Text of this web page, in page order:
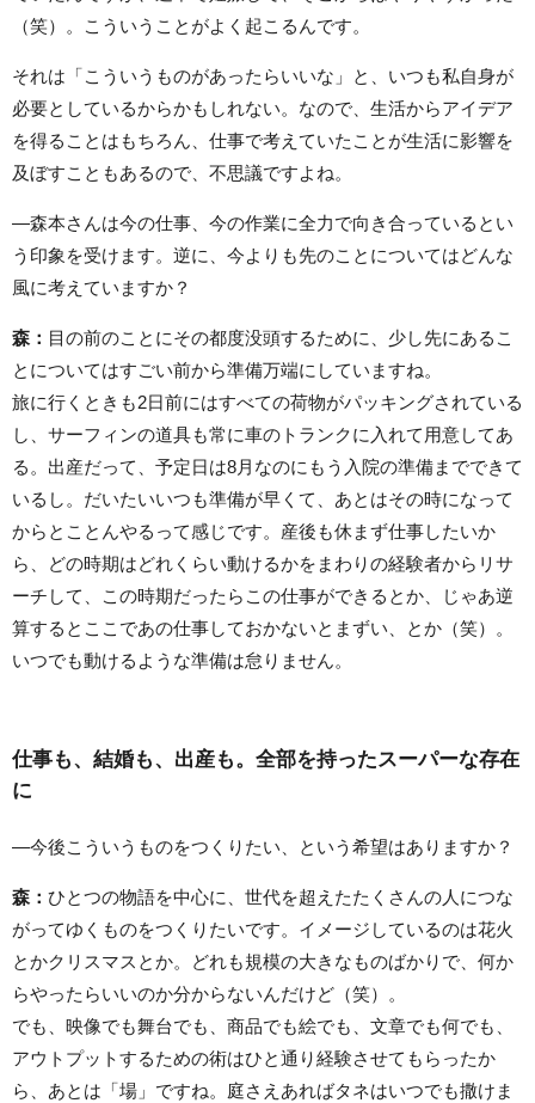
（笑）。こういうことがよく起こるんです。
それは「こういうものがあったらいいな」と、いつも私自身が
必要としているからかもしれない。なので、生活からアイデア
を得ることはもちろん、仕事で考えていたことが生活に影響を
及ぼすこともあるので、不思議ですよね。
―森本さんは今の仕事、今の作業に全力で向き合っているとい
う印象を受けます。逆に、今よりも先のことについてはどんな
風に考えていますか？
森： 目の前のことにその都度没頭するために、少し先にあるこ
とについてはすごい前から準備万端にしていますね。
旅に行くときも2日前にはすべての荷物がパッキングされている
し、サーフィンの道具も常に車のトランクに入れて用意してあ
る。出産だって、予定日は8月なのにもう入院の準備までできて
いるし。だいたいいつも準備が早くて、あとはその時になって
からとことんやるって感じです。産後も休まず仕事したいか
ら、どの時期はどれくらい動けるかをまわりの経験者からリサ
ーチして、この時期だったらこの仕事ができるとか、じゃあ逆
算するとここであの仕事しておかないとまずい、とか（笑）。
いつでも動けるような準備は怠りません。
仕事も、結婚も、出産も。全部を持ったスーパーな存在
に
―今後こういうものをつくりたい、という希望はありますか？
森： ひとつの物語を中心に、世代を超えたたくさんの人につな
がってゆくものをつくりたいです。イメージしているのは花火
とかクリスマスとか。どれも規模の大きなものばかりで、何か
らやったらいいのか分からないんだけど（笑）。
でも、映像でも舞台でも、商品でも絵でも、文章でも何でも、
アウトプットするための術はひと通り経験させてもらったか
ら、あとは「場」ですね。庭さえあればタネはいつでも撒けま